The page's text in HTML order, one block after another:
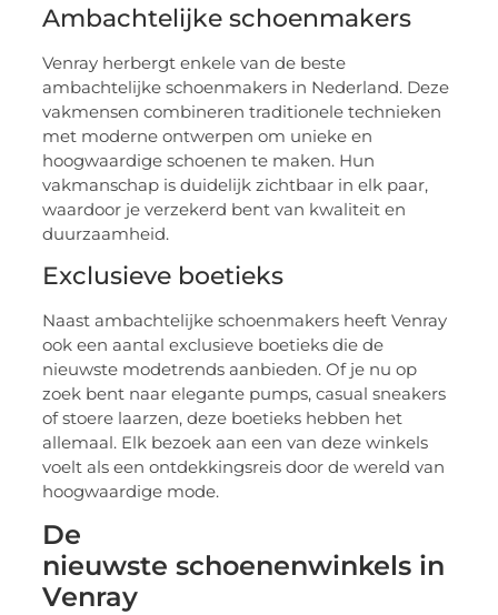
Ambachtelijke schoenmakers
Venray herbergt enkele van de beste
ambachtelijke schoenmakers in Nederland. Deze
vakmensen combineren traditionele technieken
met moderne ontwerpen om unieke en
hoogwaardige schoenen te maken. Hun
vakmanschap is duidelijk zichtbaar in elk paar,
waardoor je verzekerd bent van kwaliteit en
duurzaamheid.
Exclusieve boetieks
Naast ambachtelijke schoenmakers heeft Venray
ook een aantal exclusieve boetieks die de
nieuwste modetrends aanbieden. Of je nu op
zoek bent naar elegante pumps, casual sneakers
of stoere laarzen, deze boetieks hebben het
allemaal. Elk bezoek aan een van deze winkels
voelt als een ontdekkingsreis door de wereld van
hoogwaardige mode.
De
nieuwste schoenenwinkels in
Venray